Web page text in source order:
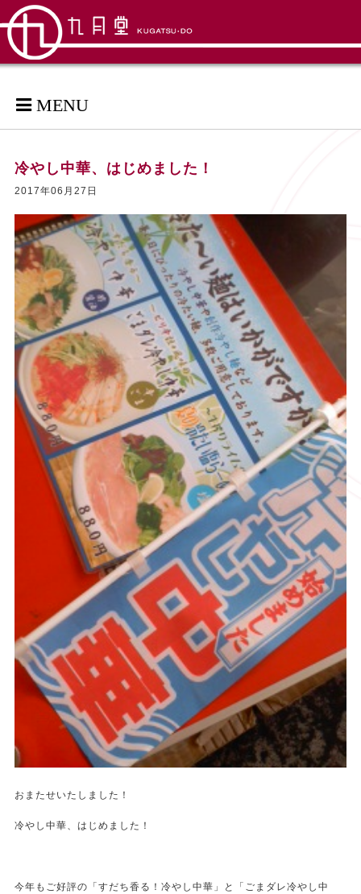
MENU
冷やし中華、はじめました！
2017年06月27日
おまたせいたしました！
冷やし中華、はじめました！
今年もご好評の「すだち香る！冷やし中華」と「ごまダレ冷やし中